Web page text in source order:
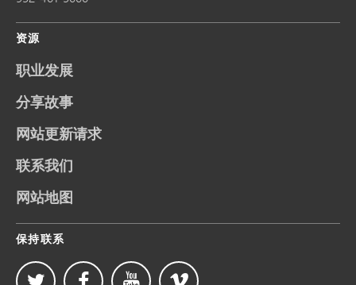
资源
职业发展
分享故事
网站更新请求
联系我们
网站地图
保持联系